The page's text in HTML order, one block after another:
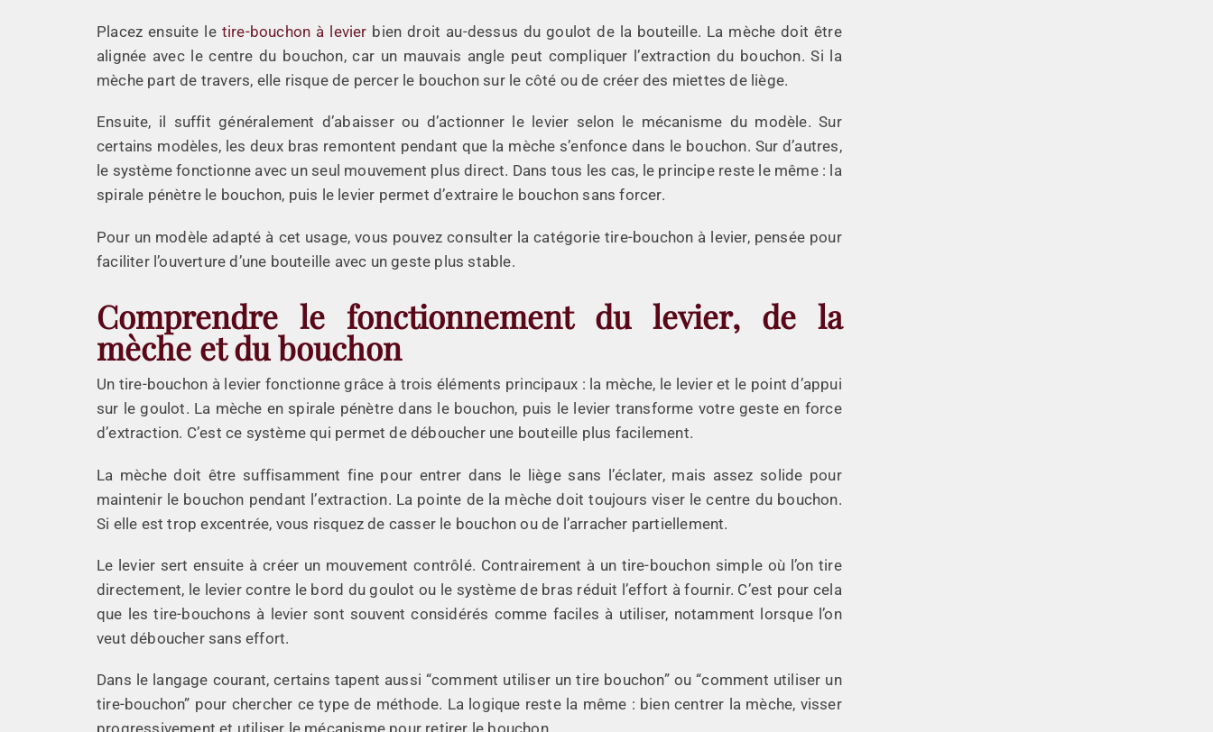
Placez ensuite le tire-bouchon à levier bien droit au-dessus du goulot de la bouteille. La mèche doit être
alignée avec le centre du bouchon, car un mauvais angle peut compliquer l’extraction du bouchon. Si la
mèche part de travers, elle risque de percer le bouchon sur le côté ou de créer des miettes de liège.
Ensuite, il suffit généralement d’abaisser ou d’actionner le levier selon le mécanisme du modèle. Sur
certains modèles, les deux bras remontent pendant que la mèche s’enfonce dans le bouchon. Sur d’autres,
le système fonctionne avec un seul mouvement plus direct. Dans tous les cas, le principe reste le même : la
spirale pénètre le bouchon, puis le levier permet d’extraire le bouchon sans forcer.
Pour un modèle adapté à cet usage, vous pouvez consulter la catégorie tire-bouchon à levier, pensée pour
faciliter l’ouverture d’une bouteille avec un geste plus stable.
Comprendre le fonctionnement du levier, de la
mèche et du bouchon
Un tire-bouchon à levier fonctionne grâce à trois éléments principaux : la mèche, le levier et le point d’appui
sur le goulot. La mèche en spirale pénètre dans le bouchon, puis le levier transforme votre geste en force
d’extraction. C’est ce système qui permet de déboucher une bouteille plus facilement.
La mèche doit être suffisamment fine pour entrer dans le liège sans l’éclater, mais assez solide pour
maintenir le bouchon pendant l’extraction. La pointe de la mèche doit toujours viser le centre du bouchon.
Si elle est trop excentrée, vous risquez de casser le bouchon ou de l’arracher partiellement.
Le levier sert ensuite à créer un mouvement contrôlé. Contrairement à un tire-bouchon simple où l’on tire
directement, le levier contre le bord du goulot ou le système de bras réduit l’effort à fournir. C’est pour cela
que les tire-bouchons à levier sont souvent considérés comme faciles à utiliser, notamment lorsque l’on
veut déboucher sans effort.
Dans le langage courant, certains tapent aussi “comment utiliser un tire bouchon” ou “comment utiliser un
tire-bouchon” pour chercher ce type de méthode. La logique reste la même : bien centrer la mèche, visser